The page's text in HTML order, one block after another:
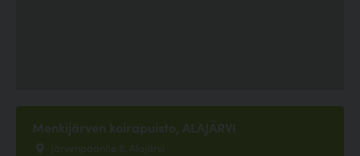
Menkijärven koirapuisto, ALAJÄRVI
Järvenpääntie 6, Alajärvi